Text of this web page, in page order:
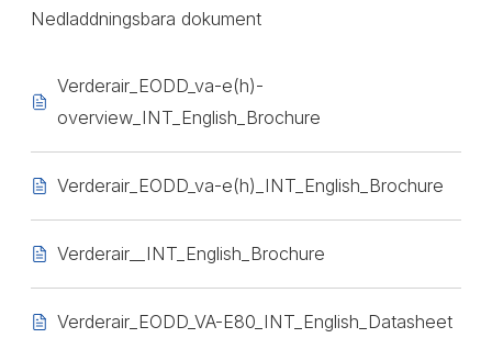
Nedladdningsbara dokument
Verderair_EODD_va-e(h)-
overview_INT_English_Brochure
Verderair_EODD_va-e(h)_INT_English_Brochure
Verderair__INT_English_Brochure
Verderair_EODD_VA-E80_INT_English_Datasheet